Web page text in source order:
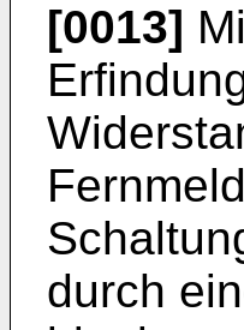
[0013]
durch